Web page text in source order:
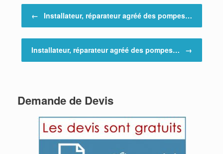
← Installateur, réparateur agréé des pompes…
Installateur, réparateur agréé des pompes… →
Demande de Devis